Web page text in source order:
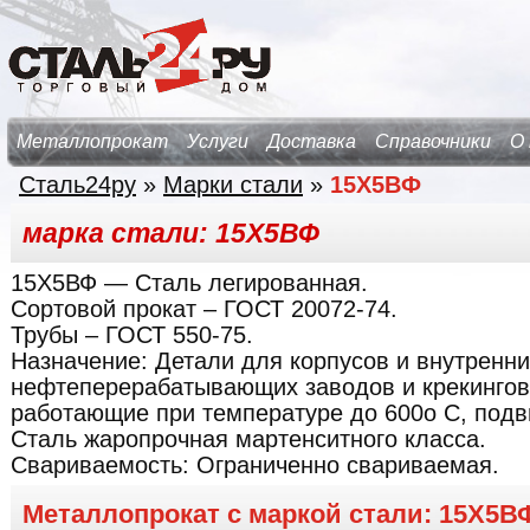
Металлопрокат Услуги Доставка Справочники О
Сталь24ру » Марки стали » 15Х5ВФ
марка стали: 15Х5ВФ
15Х5ВФ — Сталь легированная.
Сортовой прокат – ГОСТ 20072-74.
Трубы – ГОСТ 550-75.
Назначение: Детали для корпусов и
нефтеперерабатывающих заводов и
работающие при температуре до 600о С,
Сталь жаропрочная мартенситного класса.
Свариваемость: Ограниченно свариваемая.
Металлопрокат с маркой стали: